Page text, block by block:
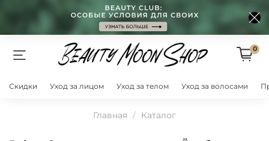
0
Скидки Уход за лицом Уход за телом Уход за волосами
Главная Каталог